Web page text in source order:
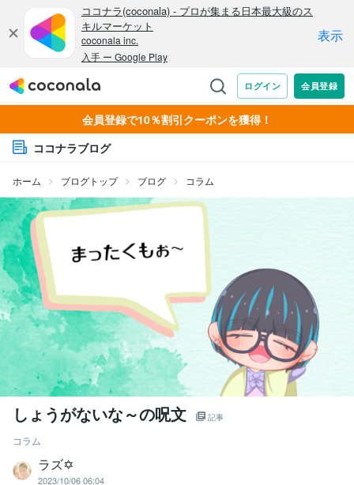
会員登録で10％割引クーポンを獲得！
ココナラブログ
ホーム ブログトップ ブログ コラム
しょうがないな～の呪文 記事
コラム
ラズ✡
2023/10/06 06:04